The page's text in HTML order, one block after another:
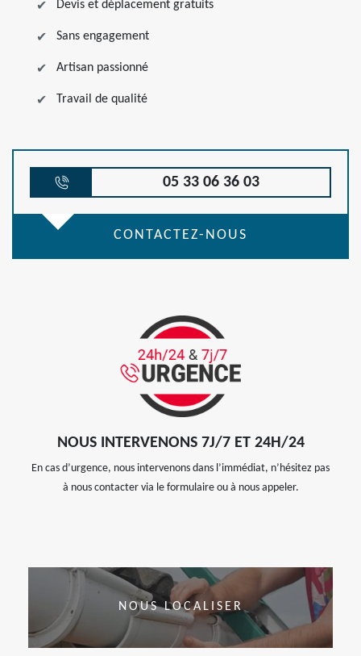
Devis et déplacement gratuits
Sans engagement
Artisan passionné
Travail de qualité
05 33 06 36 03
CONTACTEZ-NOUS
NOUS INTERVENONS 7J/7 ET 24H/24
En cas d’urgence, nous intervenons dans l’immédiat, n’hésitez pas
à nous contacter via le formulaire ou à nous appeler.
NOUS LOCALISER